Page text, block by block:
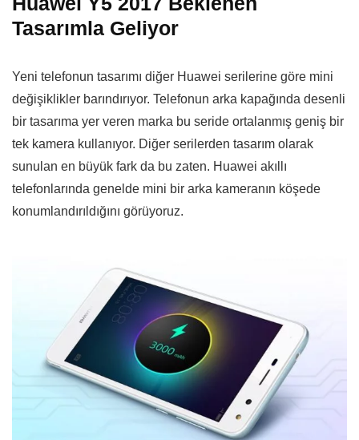
Tasarımla Geliyor
Yeni telefonun tasarımı diğer Huawei serilerine göre mini
değişiklikler barındırıyor. Telefonun arka kapağında desenli
bir tasarıma yer veren marka bu seride ortalanmış geniş bir
tek kamera kullanıyor. Diğer serilerden tasarım olarak
sunulan en büyük fark da bu zaten. Huawei akıllı
telefonlarında genelde mini bir arka kameranın köşede
konumlandırıldığını görüyoruz.